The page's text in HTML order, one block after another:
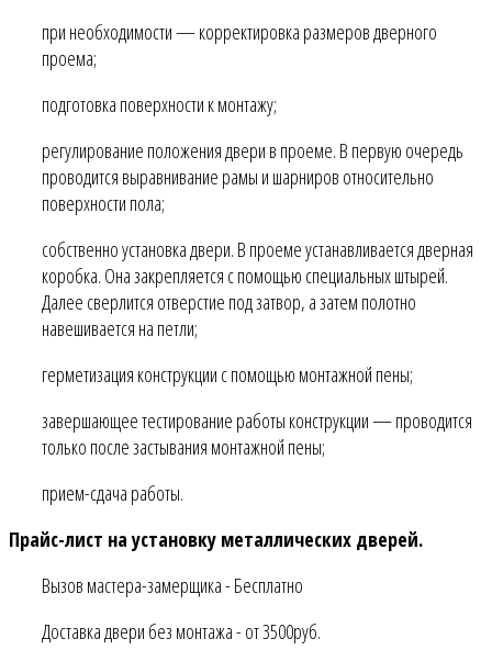
при необходимости — корректировка размеров дверного
проема;
подготовка поверхности к монтажу;
регулирование положения двери в проеме. В первую очередь
проводится выравнивание рамы и шарниров относительно
поверхности пола;
собственно установка двери. В проеме устанавливается дверная
коробка. Она закрепляется с помощью специальных штырей.
Далее сверлится отверстие под затвор, а затем полотно
навешивается на петли;
герметизация конструкции с помощью монтажной пены;
завершающее тестирование работы конструкции — проводится
только после застывания монтажной пены;
прием-сдача работы.
Прайс-лист на установку металлических дверей.
Вызов мастера-замерщика - Бесплатно
Доставка двери без монтажа - от 3500руб.